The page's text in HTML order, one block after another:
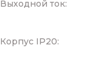
Выходной ток:
Корпус IP20: